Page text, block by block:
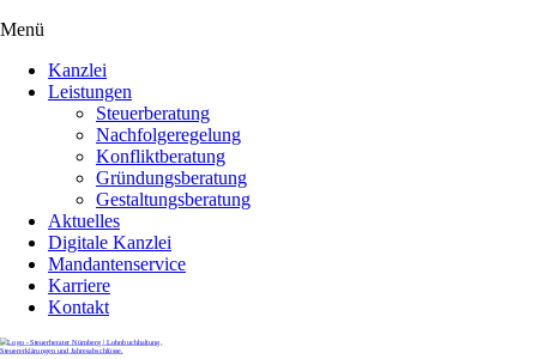
Menü
Kanzlei
Leistungen
Steuerberatung
Nachfolgeregelung
Konfliktberatung
Gründungsberatung
Gestaltungsberatung
Aktuelles
Digitale Kanzlei
Mandantenservice
Karriere
Kontakt